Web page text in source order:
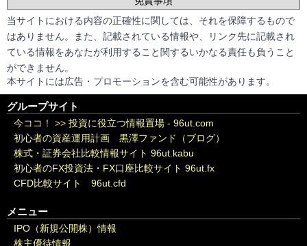
当サイトにおける内容の正確性に関しては、それを保障するもので
はありません。また、記載されている情報や、リンク先に記載され
ている情報をあなたが利用すること関するいかなる責任も負うこと
ができません。
本サイトには広告・プロモーションを含む可能性があります。
グループサイト
今ココ！ >> 投資に役立つ情報置場 - 96ut.com
初心者の資産運用計画 黒澤ファンド（ブログ）
株式・証券会社比較情報サイト 96ut.kabu
初心者のFX投資法・FX口座比較サイト 96ut.fx
CFD比較サイト 96ut.cfd
メニュー
IPO（新規公開株）情報
株主優待情報